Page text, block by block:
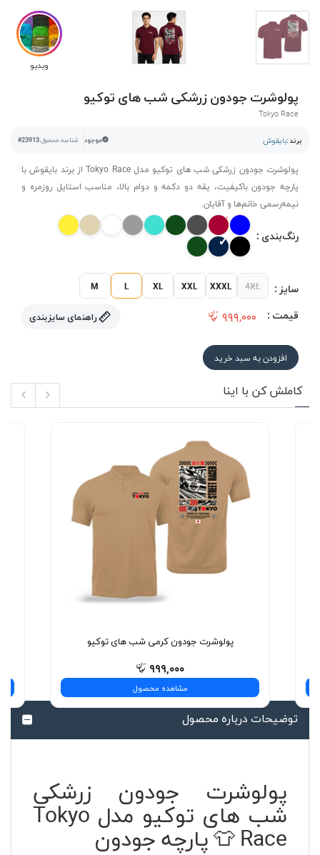
ویدیو
پولوشرت جودون زرشکی شب های توکیو
Tokyo Race
برند :بایقوش موجود شناسه محصول:#23913
پولوشرت جودون زرشکی شب های توکیو مدل Tokyo Race از برند بایقوش با
پارچه جودون باکیفیت، یقه دو دکمه و دوام بالا، مناسب استایل روزمره و
نیمه‌رسمی خانم‌ها و آقایان.
رنگ‌بندی :
سایز : M L XL XXL XXXL 4XL
قیمت : ۹۹۹,۰۰۰ راهنمای سایزبندی
افزودن به سبد خرید
کاملش کن با اینا
پولوشرت جودون کرمی شب های توکیو
۹۹۹,۰۰۰
مشاهده محصول
توضیحات درباره محصول
پولوشرت جودون زرشکی
شب های توکیو مدل Tokyo
Race 👕 پارچه جودون